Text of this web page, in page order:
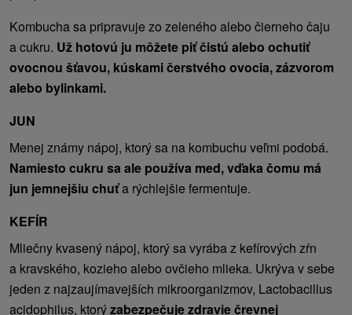
Kombucha sa pripravuje zo zeleného alebo čierneho čaju
a cukru. Už hotovú ju môžete piť čistú alebo ochutiť
ovocnou šťavou, kúskami čerstvého ovocia, zázvorom
alebo bylinkami.
JUN
Menej známy nápoj, ktorý sa na kombuchu veľmi podobá.
Namiesto cukru sa ale používa med, vďaka čomu má
jun jemnejšiu chuťa rýchlejšie fermentuje.
KEFÍR
Mliečny kvasený nápoj, ktorý sa vyrába z kefírových zŕn
a kravského, kozieho alebo ovčieho mlieka. Ukrýva v sebe
jeden z najzaujímavejších mikroorganizmov, Lactobacillus
acidophilus, ktorýzabezpečuje zdravie črevnej